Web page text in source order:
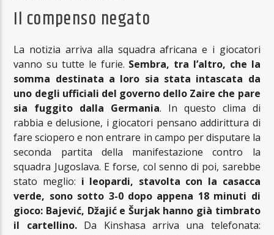
Il compenso negato
La notizia arriva alla squadra africana e i giocatori
vanno su tutte le furie. Sembra, tra l’altro, che la
somma destinata a loro sia stata intascata da
uno degli ufficiali del governo dello Zaire che pare
sia fuggito dalla Germania. In questo clima di
rabbia e delusione, i giocatori pensano addirittura di
fare sciopero e non entrare in campo per disputare la
seconda partita della manifestazione contro la
squadra Jugoslava. E forse, col senno di poi, sarebbe
stato meglio: i leopardi, stavolta con la casacca
verde, sono sotto 3-0 dopo appena 18 minuti di
gioco: Bajević, Džajić e Šurjak hanno già timbrato
il cartellino.Da Kinshasa arriva una telefonata: